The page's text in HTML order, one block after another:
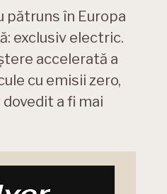
pătruns în Europa
exclusiv electric.
accelerată a
cu emisii zero,
a fi mai